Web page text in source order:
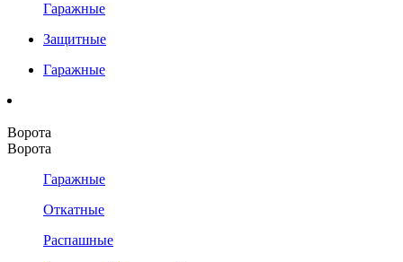
Гаражные
Защитные
Гаражные
Ворота
Ворота
Гаражные
Откатные
Распашные